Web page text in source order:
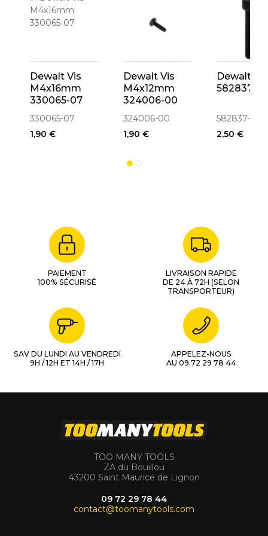
Dewalt Vis
M4x16mm
330065-07
330065-07
1,90 €
Dewalt Vis
M4x12mm
324006-00
324006-00
1,90 €
Dewalt Vis
582837-
582837-00
2,50 €
PAIEMENT
100% SÉCURISÉ
LIVRAISON RAPIDE
DE 24 À 72H (SELON
TRANSPORTEUR)
SAV DU LUNDI AU VENDREDI
9H / 12H ET 14H / 17H
APPELEZ-NOUS
AU 09 72 29 78 44
TOO MANY TOOLS
ZA du Bouillou
43200 Saint Maurice de Lignon
09 72 29 78 44
contact@toomanytools.com